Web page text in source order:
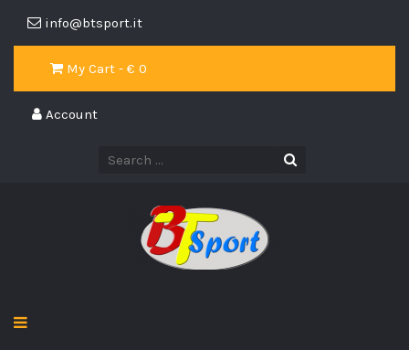
info@btsport.it
My Cart - € 0
Account